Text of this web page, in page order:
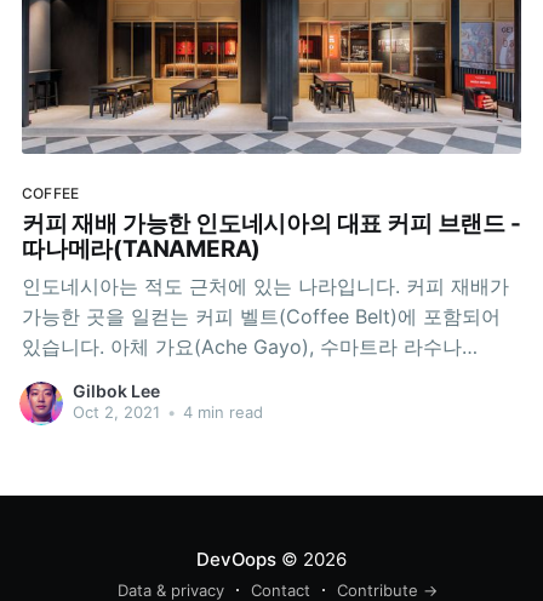
COFFEE
커피 재배 가능한 인도네시아의 대표 커피 브랜드 -
따나메라(TANAMERA)
인도네시아는 적도 근처에 있는 나라입니다. 커피 재배가
가능한 곳을 일컫는 커피 벨트(Coffee Belt)에 포함되어
있습니다. 아체 가요(Ache Gayo), 수마트라 라수나
(Sumatra Rasuna), 토라자(Toraja), 발리(Bali) 원두가 모
두 인도네시아에서 생산되는 원두입니다. 2013년에 설립
Merah(
Gilbok Lee
Oct 2, 2021 • 4 min read
DevOops© 2026
Data & privacy Contact Contribute →